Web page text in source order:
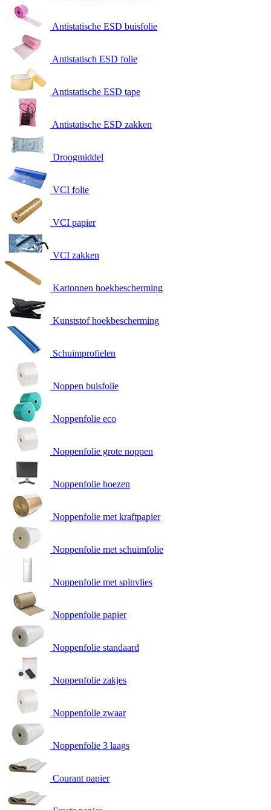
Antistatische ESD buisfolie
Antistatisch ESD folie
Antistatische ESD tape
Antistatische ESD zakken
Droogmiddel
VCI folie
VCI papier
VCI zakken
Kartonnen hoekbescherming
Kunststof hoekbescherming
Schuimprofielen
Noppen buisfolie
Noppenfolie eco
Noppenfolie grote noppen
Noppenfolie hoezen
Noppenfolie met kraftpapier
Noppenfolie met schuimfolie
Noppenfolie met spinvlies
Noppenfolie papier
Noppenfolie standaard
Noppenfolie zakjes
Noppenfolie zwaar
Noppenfolie 3 laags
Courant papier